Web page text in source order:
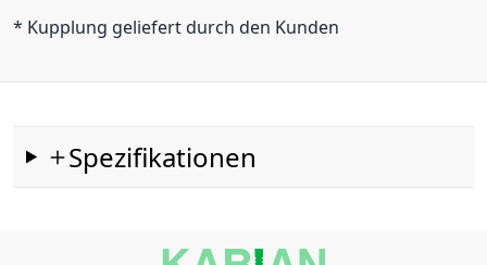
* Kupplung geliefert durch den Kunden
Spezifikationen